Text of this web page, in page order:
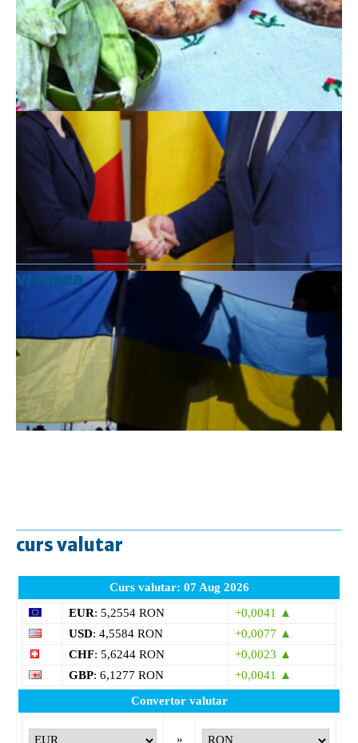
vremea
curs valutar
Curs valutar: 07 Aug 2026
EUR: 5,2554 RON
+0,0041 ▲
USD: 4,5584 RON
+0,0077 ▲
CHF: 5,6244 RON
+0,0023 ▲
GBP: 6,1277 RON
+0,0041 ▲
Convertor valutar
»